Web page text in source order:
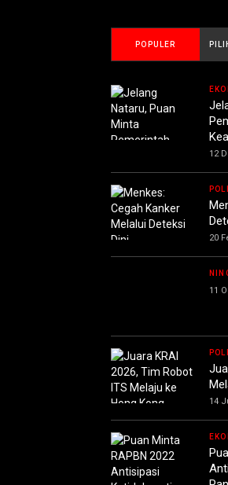
POPULER
12
20
11
14